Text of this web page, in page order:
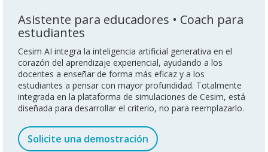
Asistente para educadores • Coach para
estudiantes
Cesim AI integra la inteligencia artificial generativa en el
corazón del aprendizaje experiencial, ayudando a los
docentes a enseñar de forma más eficaz y a los
estudiantes a pensar con mayor profundidad. Totalmente
integrada en la plataforma de simulaciones de Cesim, está
diseñada para desarrollar el criterio, no para reemplazarlo.
Solicite una demostración